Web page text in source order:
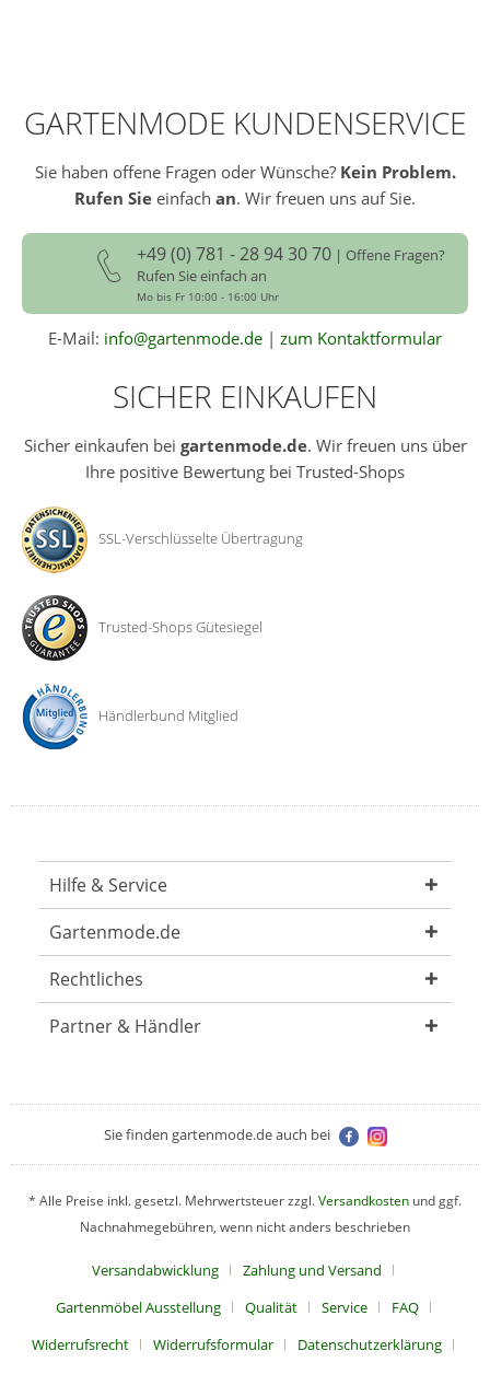
GARTENMODE KUNDENSERVICE
Sie haben offene Fragen oder Wünsche? Kein Problem.
Rufen Sie einfach an. Wir freuen uns auf Sie.
+49 (0) 781 - 28 94 30 70 | Offene Fragen?
Rufen Sie einfach an
Mo bis Fr 10:00 - 16:00 Uhr
E-Mail: info@gartenmode.de | zum Kontaktformular
SICHER EINKAUFEN
Sicher einkaufen bei gartenmode.de. Wir freuen uns über
Ihre positive Bewertung bei Trusted-Shops
SSL-Verschlüsselte Übertragung
Trusted-Shops Gütesiegel
Händlerbund Mitglied
Hilfe & Service
Gartenmode.de
Rechtliches
Partner & Händler
Sie finden gartenmode.de auch bei
* Alle Preise inkl. gesetzl. Mehrwertsteuer zzgl.Versandkosten und ggf.
Nachnahmegebühren, wenn nicht anders beschrieben
Versandabwicklung
Zahlung und Versand
Gartenmöbel Ausstellung
Qualität Service
FAQ
Widerrufsrecht
Widerrufsformular
Datenschutzerklärung